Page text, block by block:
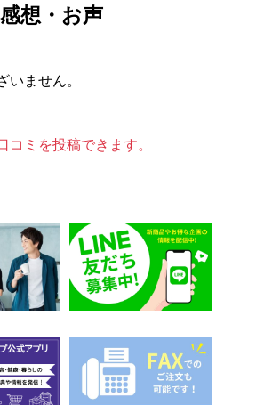
想・お声
いません。
コミを投稿できます。